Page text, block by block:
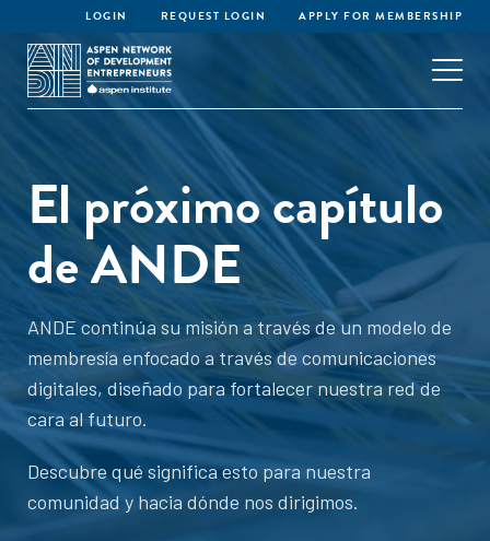
LOGIN REQUEST LOGIN APPLY FOR MEMBERSHIP
El próximo capítulo
de ANDE
ANDE continúa su misión a través de un modelo de
membresía enfocado a través de comunicaciones
digitales, diseñado para fortalecer nuestra red de
cara al futuro.
Descubre qué significa esto para nuestra
comunidad y hacia dónde nos dirigimos.